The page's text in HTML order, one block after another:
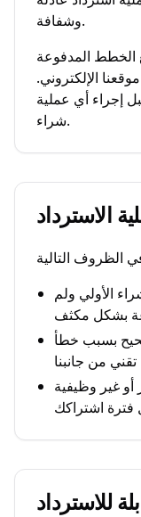
وشفافة.
الخطط المدفوعة
الإلكتروني.
إجراء أي عملية
شراء.
الاسترداد
أيام من الشراء الأولي ولم
بشكل مكثف
بسبب خطأ
تقني من جانبنا
غير وظيفية
فترة اشتراكك
للاسترداد